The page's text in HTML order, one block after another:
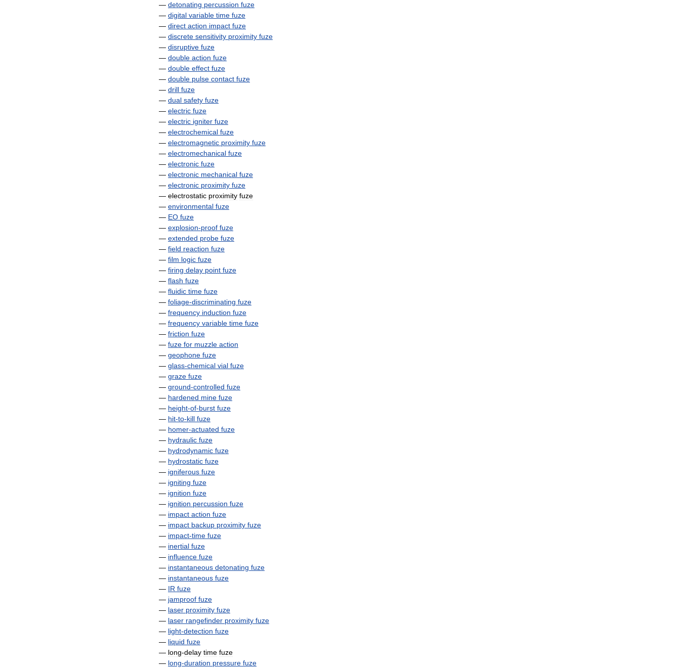
— detonating percussion fuze
— digital variable time fuze
— direct action impact fuze
— discrete sensitivity proximity fuze
— disruptive fuze
— double action fuze
— double effect fuze
— double pulse contact fuze
— drill fuze
— dual safety fuze
— electric fuze
— electric igniter fuze
— electrochemical fuze
— electromagnetic proximity fuze
— electromechanical fuze
— electronic fuze
— electronic mechanical fuze
— electronic proximity fuze
— electrostatic proximity fuze
— environmental fuze
— EO fuze
— explosion-proof fuze
— extended probe fuze
— field reaction fuze
— film logic fuze
— firing delay point fuze
— flash fuze
— fluidic time fuze
— foliage-discriminating fuze
— frequency induction fuze
— frequency variable time fuze
— friction fuze
— fuze for muzzle action
— geophone fuze
— glass-chemical vial fuze
— graze fuze
— ground-controlled fuze
— hardened mine fuze
— height-of-burst fuze
— hit-to-kill fuze
— homer-actuated fuze
— hydraulic fuze
— hydrodynamic fuze
— hydrostatic fuze
— igniferous fuze
— igniting fuze
— ignition fuze
— ignition percussion fuze
— impact action fuze
— impact backup proximity fuze
— impact-time fuze
— inertial fuze
— influence fuze
— instantaneous detonating fuze
— instantaneous fuze
— IR fuze
— jamproof fuze
— laser proximity fuze
— laser rangefinder proximity fuze
— light-detection fuze
— liquid fuze
— long-delay time fuze
— long-duration pressure fuze